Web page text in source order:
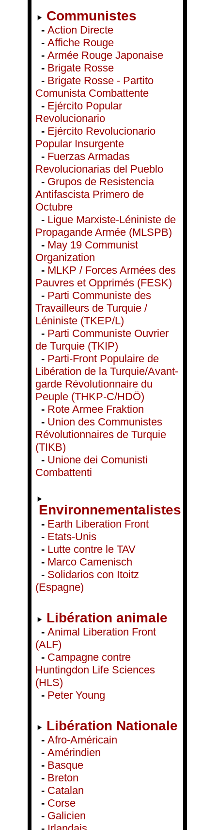
Communistes
- Action Directe
- Affiche Rouge
- Armée Rouge Japonaise
- Brigate Rosse
- Brigate Rosse - Partito
Comunista Combattente
- Ejército Popular
Revolucionario
- Ejército Revolucionario
Popular Insurgente
- Fuerzas Armadas
Revolucionarias del Pueblo
- Grupos de Resistencia
Antifascista Primero de
Octubre
- Ligue Marxiste-Léniniste de
Propagande Armée (MLSPB)
- May 19 Communist
Organization
- MLKP / Forces Armées des
Pauvres et Opprimés (FESK)
- Parti Communiste des
Travailleurs de Turquie /
Léniniste (TKEP/L)
- Parti Communiste Ouvrier
de Turquie (TKIP)
- Parti-Front Populaire de
Libération de la Turquie/Avant-
garde Révolutionnaire du
Peuple (THKP-C/HDÖ)
- Rote Armee Fraktion
- Union des Communistes
Révolutionnaires de Turquie
(TIKB)
- Unione dei Comunisti
Combattenti
Environnementalistes
- Earth Liberation Front
- Etats-Unis
- Lutte contre le TAV
- Marco Camenisch
- Solidarios con Itoitz
(Espagne)
Libération animale
- Animal Liberation Front
(ALF)
- Campagne contre
Huntingdon Life Sciences
(HLS)
- Peter Young
Libération Nationale
- Afro-Américain
- Amérindien
- Basque
- Breton
- Catalan
- Corse
- Galicien